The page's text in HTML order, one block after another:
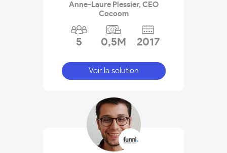
Anne-Laure Plessier, CEO
Cocoom
5 0,5M 2017
Voir la solution